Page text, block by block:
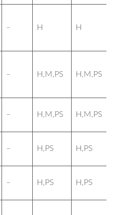
– H H
– H,M,PS H,M,PS
– H,M,PS H,M,PS
– H,PS H,PS
– H,PS H,PS